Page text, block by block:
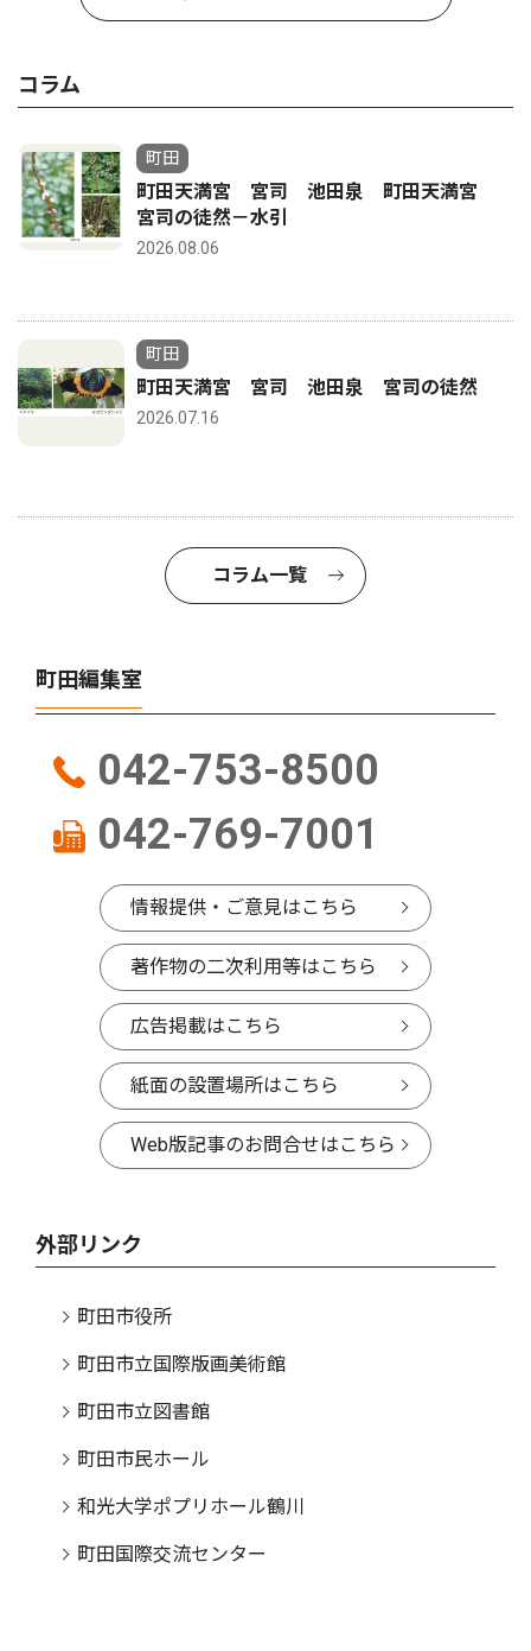
コラム
町田
町田天満宮 宮司 池田泉 町田天満宮
宮司の徒然－水引
2026.08.06
町田
町田天満宮 宮司 池田泉 宮司の徒然
2026.07.16
コラム一覧
町田編集室
042-753-8500
042-769-7001
情報提供・ご意見はこちら
著作物の二次利用等はこちら
広告掲載はこちら
紙面の設置場所はこちら
Web版記事のお問合せはこちら
外部リンク
町田市役所
町田市立国際版画美術館
町田市立図書館
町田市民ホール
和光大学ポプリホール鶴川
町田国際交流センター